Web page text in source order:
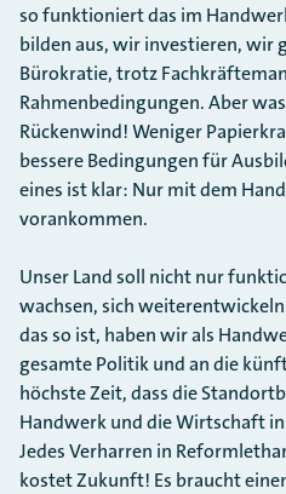
so funktioniert das im
bilden aus, wir investieren, wir
Bürokratie, trotz
Rahmenbedingungen. Aber
Rückenwind! Weniger
bessere Bedingungen für
eines ist klar: Nur mit dem
vorankommen.
Unser Land soll nicht nur
wachsen, sich
das so ist, haben wir als
gesamte Politik und an die
höchste Zeit, dass die
Handwerk und die Wirtschaft
Jedes Verharren in
kostet Zukunft! Es braucht